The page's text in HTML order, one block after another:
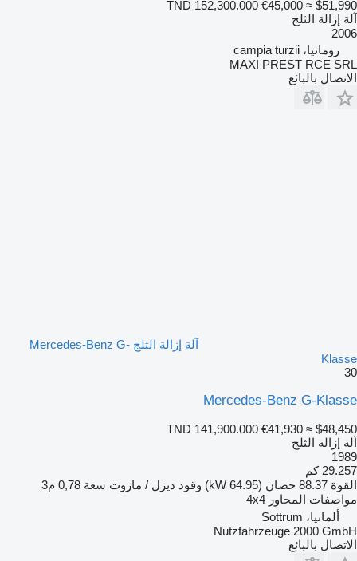
TND 152,300.000 €45,000 ≈ $51,990
آلة إزالة الثلج
2006
رومانيا، campia turzii
MAXI PREST RCE SRL
الاتصال بالبائع
آلة إزالة الثلج Mercedes-Benz G-
Klasse
30
Mercedes-Benz G-Klasse
TND 141,900.000 €41,930 ≈ $48,450
آلة إزالة الثلج
1989
29.257 كم
القوة 88.37 حصان (64.95 kW) وقود ديزل / مازوت سعة 0,78 م3
مواصفات المحاور 4x4
ألمانيا، Sottrum
Nutzfahrzeuge 2000 GmbH
الاتصال بالبائع